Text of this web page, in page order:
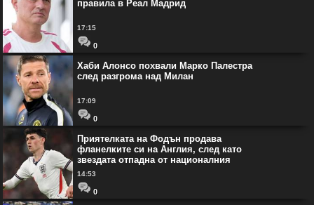
правила в Реал Мадрид
17:15
0
Хаби Алонсо похвали Марко Палестра
след разгрома над Милан
17:09
0
Приятелката на Фодън продава
фланелките си на Англия, след като
звездата отпадна от националния
14:53
0